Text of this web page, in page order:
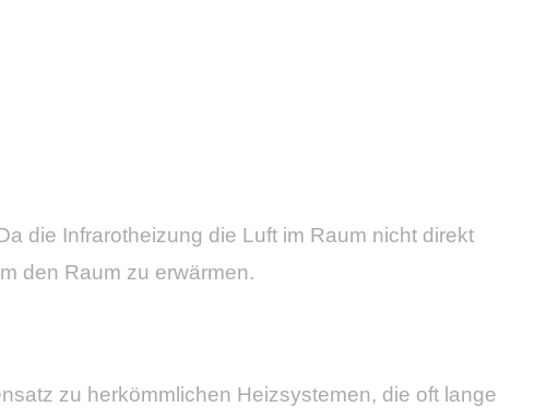
die Infrarotheizung die Luft im Raum nicht direkt
den Raum zu erwärmen.
zu herkömmlichen Heizsystemen, die oft lange